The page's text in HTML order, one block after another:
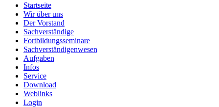
Startseite
Wir über uns
Der Vorstand
Sachverständige
Fortbildungsseminare
Sachverständigenwesen
Aufgaben
Infos
Service
Download
Weblinks
Login